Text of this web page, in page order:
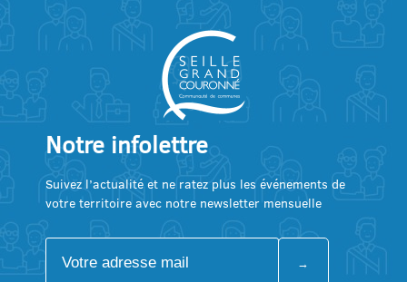
Notre infolettre
Suivez l’actualité et ne ratez plus les événements de
votre territoire avec notre newsletter mensuelle